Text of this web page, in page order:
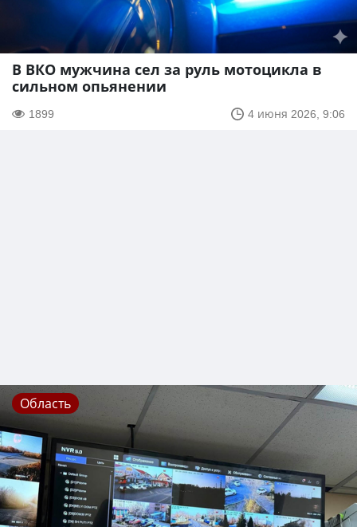
В ВКО мужчина сел за руль мотоцикла в
сильном опьянении
1899 4 июня 2026, 9:06
Область